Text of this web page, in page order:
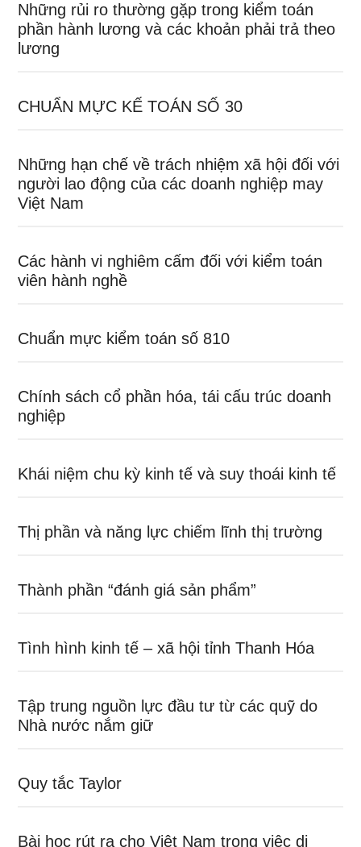
Những rủi ro thường gặp trong kiểm toán
phần hành lương và các khoản phải trả theo
lương
CHUẨN MỰC KẾ TOÁN SỐ 30
Những hạn chế về trách nhiệm xã hội đối với
người lao động của các doanh nghiệp may
Việt Nam
Các hành vi nghiêm cấm đối với kiểm toán
viên hành nghề
Chuẩn mực kiểm toán số 810
Chính sách cổ phần hóa, tái cấu trúc doanh
nghiệp
Khái niệm chu kỳ kinh tế và suy thoái kinh tế
Thị phần và năng lực chiếm lĩnh thị trường
Thành phần “đánh giá sản phẩm”
Tình hình kinh tế – xã hội tỉnh Thanh Hóa
Tập trung nguồn lực đầu tư từ các quỹ do
Nhà nước nắm giữ
Quy tắc Taylor
Bài học rút ra cho Việt Nam trong việc di